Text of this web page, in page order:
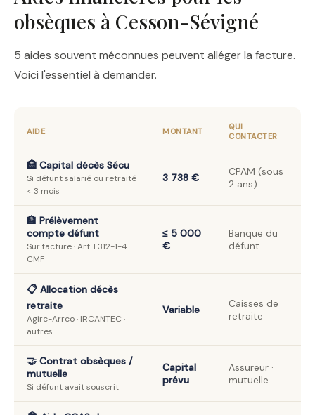
obsèques à Cesson-Sévigné
5 aides souvent méconnues peuvent alléger la facture.
Voici l'essentiel à demander.
AIDE MONTANT
QUI
CONTACTER
🏥 Capital décès Sécu
Si défunt salarié ou retraité
< 3 mois
3 738 €
CPAM (sous
2 ans)
🏦 Prélèvement
compte défunt
Sur facture · Art. L312-1-4
CMF
≤ 5 000
€
Banque du
défunt
📋 Allocation décès
retraite
Agirc-Arrco · IRCANTEC ·
autres
Variable
Caisses de
retraite
🤝 Contrat obsèques /
mutuelle
Si défunt avait souscrit
Capital
prévu
Assureur ·
mutuelle